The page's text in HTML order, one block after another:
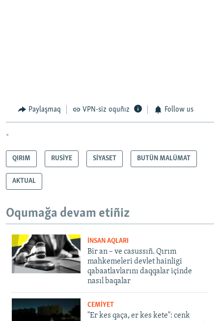
Paylaşmaq VPN-siz oquñız Follow us
*
QIRIM RUSİYE SİYASET BUTÜN MALÜMAT
AKTUAL
Oqumağa devam etiñiz
İNSAN AQLARI
Bir an – ve casussıñ. Qırım
mahkemeleri devlet hainligi
qabaatlavlarını daqqalar içinde
nasıl baqalar
CEMİYET
"Er kes qaça, er kes kete": cenk